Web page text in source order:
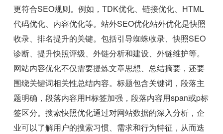
更符合SEO规则。例如，TDK优化、链接优化、HTML
代码优化、内容优化等。站外SEO优化站外优化是快照
收录、排名提升的关键。包括引导蜘蛛收录、快照SEO
诊断、提升快照评级、外链分析和建设、外链维护等。
网站内容优化不仅需要提炼文章思想、总结摘要，还要
围绕关键词相关性总结内容。标题包含关键词，段落主
题明确，段落内容用H标签加强，段落内容用span或p标
签区分。搜索快照优化通过对网站数据的深入分析，企
业可以了解用户的搜索习惯、需求和行为特征，从而迭